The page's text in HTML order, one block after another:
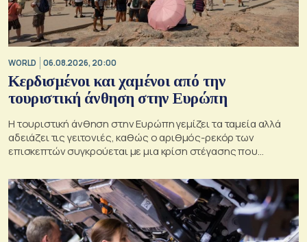
WORLD 06.08.2026, 20:00
Κερδισμένοι και χαμένοι από την
τουριστική άνθηση στην Ευρώπη
Η τουριστική άνθηση στην Ευρώπη γεμίζει τα ταμεία αλλά
αδειάζει τις γειτονιές, καθώς ο αριθμός-ρεκόρ των
επισκεπτών συγκρούεται με μια κρίση στέγασης που